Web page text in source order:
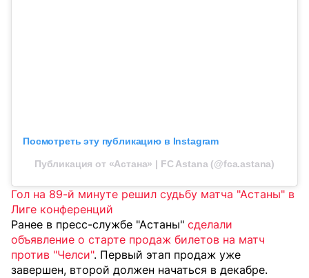
Посмотреть эту публикацию в Instagram
Публикация от «Астана» | FC Astana (@fca.astana)
Гол на 89-й минуте решил судьбу матча "Астаны" в
Лиге конференций
Ранее в пресс-службе "Астаны" сделали
объявление о старте продаж билетов на матч
против "Челси". Первый этап продаж уже
завершен, второй должен начаться в декабре.